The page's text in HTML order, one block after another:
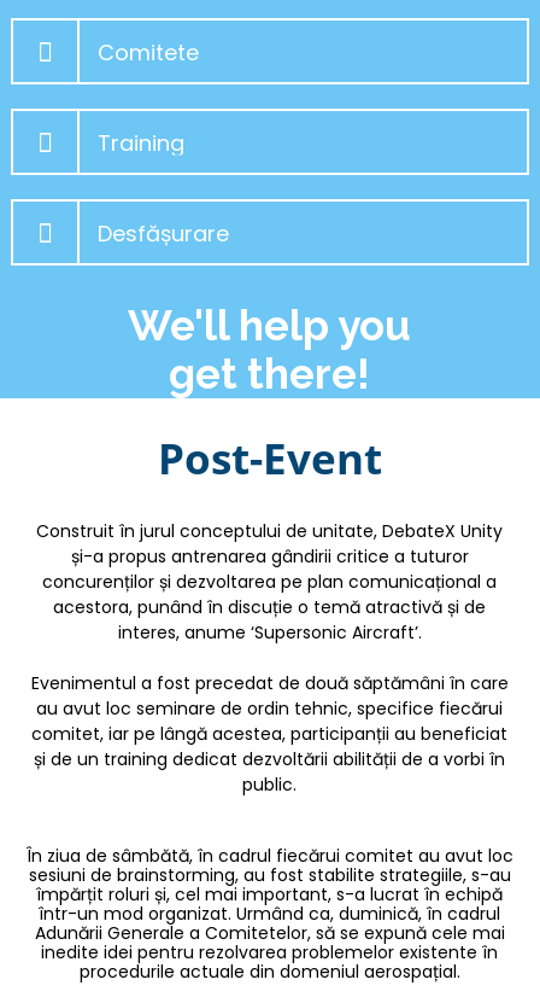
Comitete
Training
Desfășurare
We'll help you
get there!
Post-Event
Construit în jurul conceptului de unitate, DebateX Unity
și-a propus antrenarea gândirii critice a tuturor
concurenților și dezvoltarea pe plan comunicațional a
acestora, punând în discuție o temă atractivă și de
interes, anume ‘Supersonic Aircraft’.
Evenimentul a fost precedat de două săptămâni în care
au avut loc seminare de ordin tehnic, specifice fiecărui
comitet, iar pe lângă acestea, participanții au beneficiat
și de un training dedicat dezvoltării abilității de a vorbi în
public.
În ziua de sâmbătă, în cadrul fiecărui comitet au avut loc
sesiuni de brainstorming, au fost stabilite strategiile, s-au
împărțit roluri și, cel mai important, s-a lucrat în echipă
într-un mod organizat. Urmând ca, duminică, în cadrul
Adunării Generale a Comitetelor, să se expună cele mai
inedite idei pentru rezolvarea problemelor existente în
procedurile actuale din domeniul aerospațial.